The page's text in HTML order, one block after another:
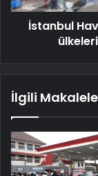
İstanbul
İlgili